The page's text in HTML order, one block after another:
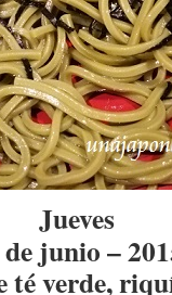
Jueves
junio –
té verde,